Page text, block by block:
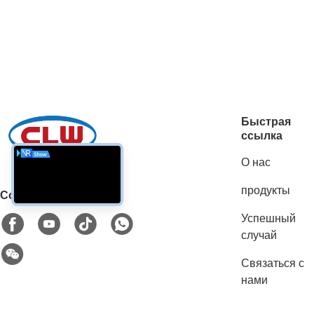
Социальные сети
Быстрая
ссылка
О нас
продукты
Успешный
случай
Связаться с
нами